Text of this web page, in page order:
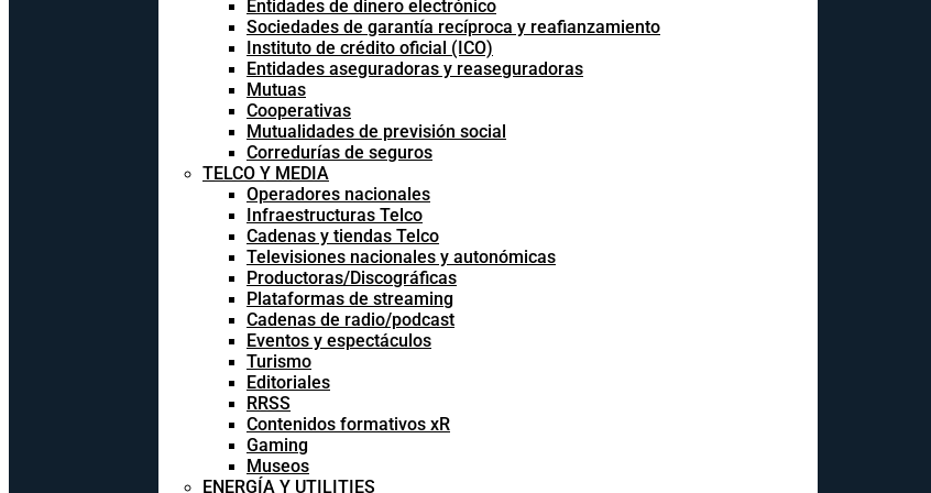
Entidades de dinero electrónico
Sociedades de garantía recíproca y reafianzamiento
Instituto de crédito oficial (ICO)
Entidades aseguradoras y reaseguradoras
Mutuas
Cooperativas
Mutualidades de previsión social
Corredurías de seguros
TELCO Y MEDIA
Operadores nacionales
Infraestructuras Telco
Cadenas y tiendas Telco
Televisiones nacionales y autonómicas
Productoras/Discográficas
Plataformas de streaming
Cadenas de radio/podcast
Eventos y espectáculos
Turismo
Editoriales
RRSS
Contenidos formativos xR
Gaming
Museos
ENERGÍA Y UTILITIES